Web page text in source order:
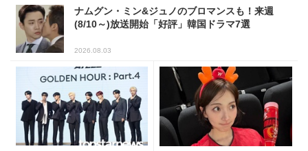
ナムグン・ミン&ジュノのブロマンスも！来週
(8/10～)放送開始「好評」韓国ドラマ7選
2026.08.03